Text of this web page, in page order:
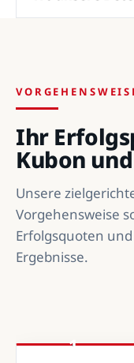
Ihr
Kubon
Unsere
Vorgehensweise
Erfolgsquoten
Ergebnisse.
1